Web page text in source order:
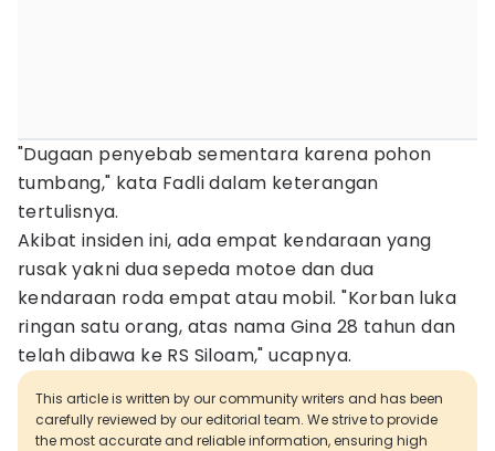
"Dugaan penyebab sementara karena pohon
tumbang," kata Fadli dalam keterangan
tertulisnya.
Akibat insiden ini, ada empat kendaraan yang
rusak yakni dua sepeda motoe dan dua
kendaraan roda empat atau mobil. "Korban luka
ringan satu orang, atas nama Gina 28 tahun dan
telah dibawa ke RS Siloam," ucapnya.
This article is written by our community writers and has been
carefully reviewed by our editorial team. We strive to provide
the most accurate and reliable information, ensuring high